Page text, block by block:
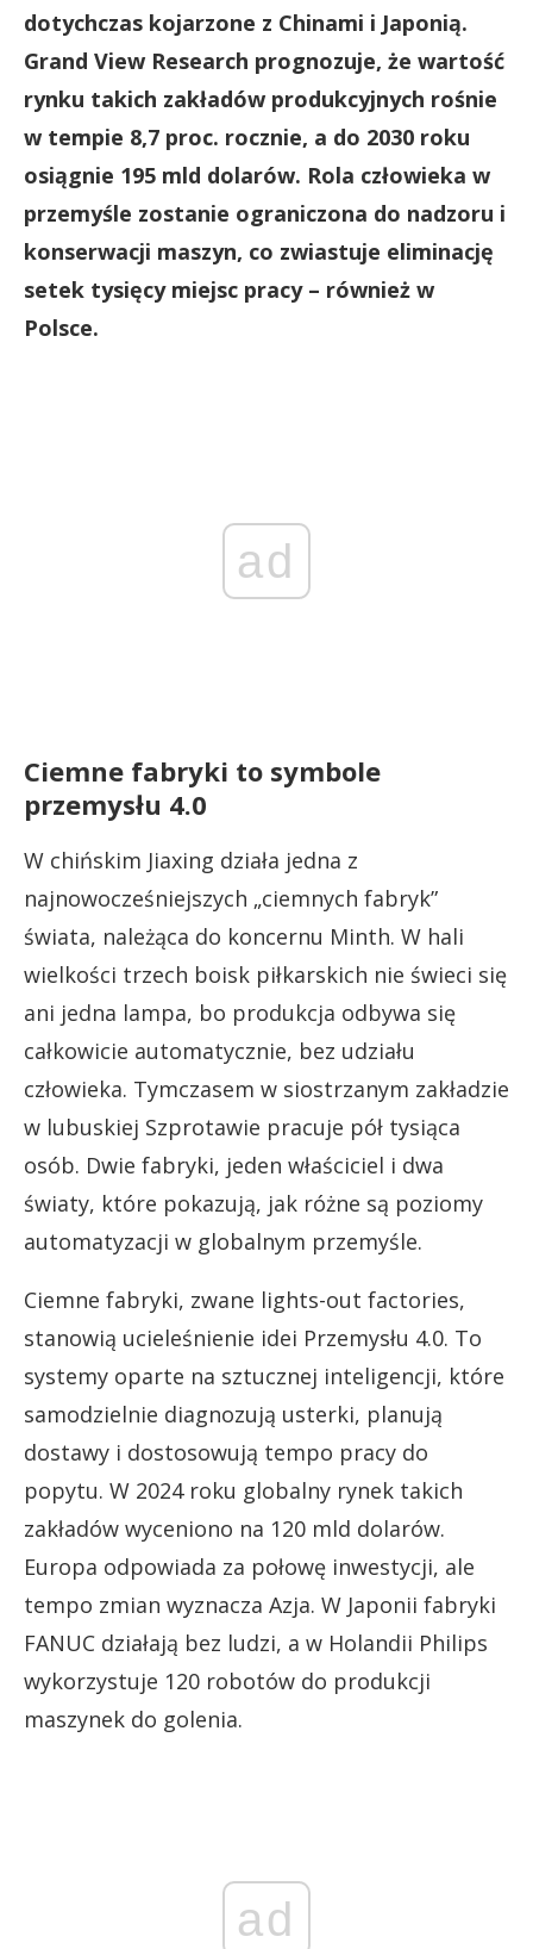
dotychczas kojarzone z Chinami i Japonią.
Grand View Research prognozuje, że wartość
rynku takich zakładów produkcyjnych rośnie
w tempie 8,7 proc. rocznie, a do 2030 roku
osiągnie 195 mld dolarów. Rola człowieka w
przemyśle zostanie ograniczona do nadzoru i
konserwacji maszyn, co zwiastuje eliminację
setek tysięcy miejsc pracy – również w
Polsce.
ad
Ciemne fabryki to symbole
przemysłu 4.0
W chińskim Jiaxing działa jedna z
najnowocześniejszych „ciemnych fabryk”
świata, należąca do koncernu Minth. W hali
wielkości trzech boisk piłkarskich nie świeci się
ani jedna lampa, bo produkcja odbywa się
całkowicie automatycznie, bez udziału
człowieka. Tymczasem w siostrzanym zakładzie
w lubuskiej Szprotawie pracuje pół tysiąca
osób. Dwie fabryki, jeden właściciel i dwa
światy, które pokazują, jak różne są poziomy
automatyzacji w globalnym przemyśle.
Ciemne fabryki, zwane lights-out factories,
stanowią ucieleśnienie idei Przemysłu 4.0. To
systemy oparte na sztucznej inteligencji, które
samodzielnie diagnozują usterki, planują
dostawy i dostosowują tempo pracy do
popytu. W 2024 roku globalny rynek takich
zakładów wyceniono na 120 mld dolarów.
Europa odpowiada za połowę inwestycji, ale
tempo zmian wyznacza Azja. W Japonii fabryki
FANUC działają bez ludzi, a w Holandii Philips
wykorzystuje 120 robotów do produkcji
maszynek do golenia.
ad